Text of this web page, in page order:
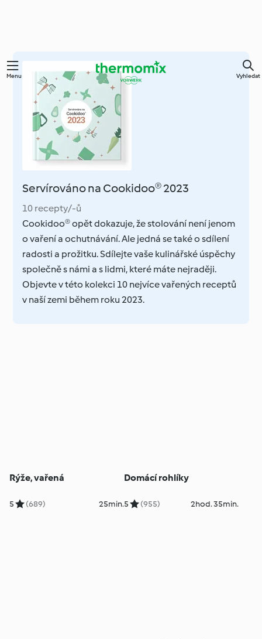
Přejít
hlavnímu
Menu Vyhledat
Servírováno na Cookidoo® 2023
10 recepty/-ů
Cookidoo® opět dokazuje, že stolování není jenom
o vaření a ochutnávání. Ale jedná se také o sdílení
radosti a prožitku. Sdílejte vaše kulinářské úspěchy
společně s námi a s lidmi, které máte nejraději.
Objevte v této kolekci 10 nejvíce vařených receptů
v naší zemi během roku 2023.
Rýže, vařená
5 (689) 25min.
Domácí rohlíky
5 (955) 2hod. 35min.